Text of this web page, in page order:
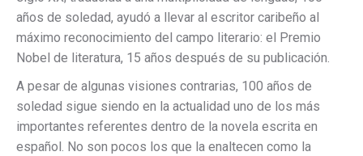
años de soledad, ayudó a llevar al escritor caribeño al
máximo reconocimiento del campo literario: el Premio
Nobel de literatura, 15 años después de su publicación.
A pesar de algunas visiones contrarias, 100 años de
soledad sigue siendo en la actualidad uno de los más
importantes referentes dentro de la novela escrita en
español. No son pocos los que la enaltecen como la